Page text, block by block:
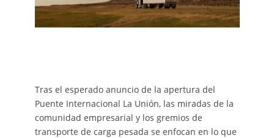
Tras el esperado anuncio de la apertura del
Puente Internacional La Unión, las miradas de la
comunidad empresarial y los gremios de
transporte de carga pesada se enfocan en lo que